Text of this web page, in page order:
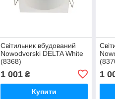
Світильник вбудований
Nowodvorski DELTA White
(8368)
1 001₴
Купити
1